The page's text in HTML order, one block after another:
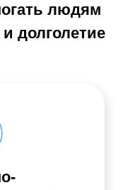
людям
долголетие